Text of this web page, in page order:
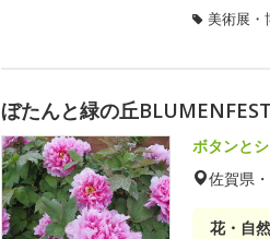
美術展・
ぼたんと緑の丘
ボタンと
佐賀県
花・自